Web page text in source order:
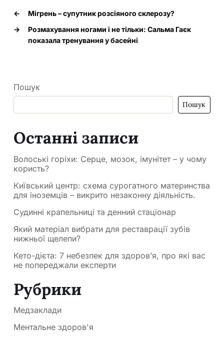
←
Мігрень – супутник розсіяного склерозу?
→
Розмахування ногами і не тільки: Сальма Гаєк
показала тренування у басейні
Пошук
Пошук
Останні записи
Волоські горіхи: Серце, мозок, імунітет – у чому
користь?
Київський центр: схема сурогатного материнства
для іноземців – викрито незаконну діяльність.
Судинні крапельниці та денний стаціонар
Який матеріал вибрати для реставрації зубів
нижньої щелепи?
Кето-дієта: 7 небезпек для здоров’я, про які вас
не попереджали експерти
Рубрики
Медзаклади
Ментальне здоров'я